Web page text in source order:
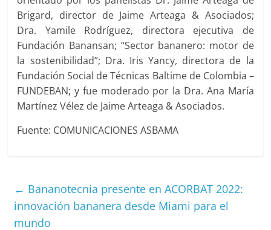
Brigard, director de Jaime Arteaga & Asociados;
Dra. Yamile Rodríguez, directora ejecutiva de
Fundación Banansan; “Sector bananero: motor de
la sostenibilidad”; Dra. Iris Yancy, directora de la
Fundación Social de Técnicas Baltime de Colombia –
FUNDEBAN; y fue moderado por la Dra. Ana María
Martínez Vélez de Jaime Arteaga & Asociados.
Fuente: COMUNICACIONES ASBAMA
← Bananotecnia presente en ACORBAT 2022:
innovación bananera desde Miami para el
mundo